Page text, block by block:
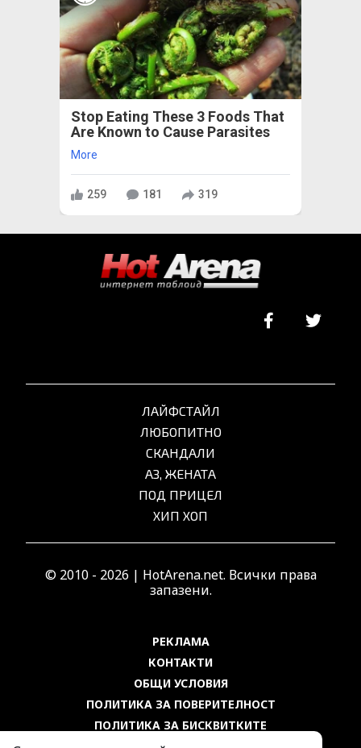
Stop Eating These 3 Foods That
Are Known to Cause Parasites
More
259 181 319
ЛАЙФСТАЙЛ
ЛЮБОПИТНО
СКАНДАЛИ
АЗ, ЖЕНАТА
ПОД ПРИЦЕЛ
ХИП ХОП
© 2010 - 2026 | HotArena.net. Всички права
запазени.
РЕКЛАМА
КОНТАКТИ
ОБЩИ УСЛОВИЯ
ПОЛИТИКА ЗА ПОВЕРИТЕЛНОСТ
ПОЛИТИКА ЗА БИСКВИТКИТЕ